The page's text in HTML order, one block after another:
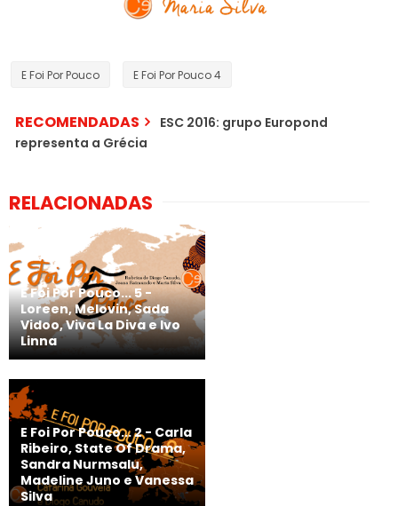
E Foi Por Pouco E Foi Por Pouco 4
RECOMENDADAS
ESC 2016: grupo Europond
representa a Grécia
RELACIONADAS
E Foi Por Pouco... 5 -
Loreen, Melovin, Sada
Vidoo, Viva La Diva e Ivo
Linna
E Foi Por Pouco... 2 - Carla
Ribeiro, State Of Drama,
Sandra Nurmsalu,
Madeline Juno e Vanessa
Silva